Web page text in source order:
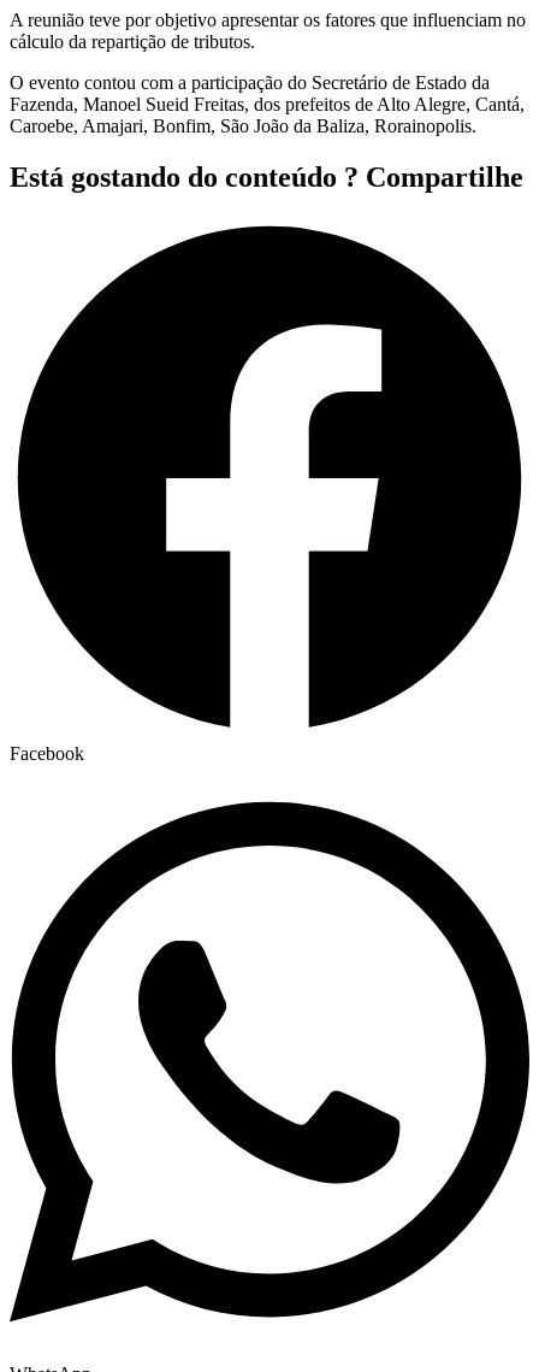
A reunião teve por objetivo apresentar os fatores que influenciam no
cálculo da repartição de tributos.
O evento contou com a participação do Secretário de Estado da
Fazenda, Manoel Sueid Freitas, dos prefeitos de Alto Alegre, Cantá,
Caroebe, Amajari, Bonfim, São João da Baliza, Rorainopolis.
Está gostando do conteúdo ? Compartilhe
Facebook